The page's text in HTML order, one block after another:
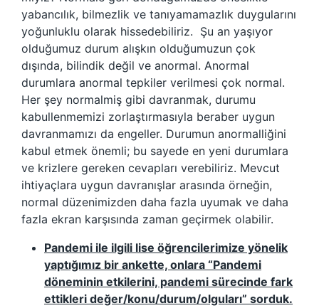
yabancılık, bilmezlik ve tanıyamamazlık duygularını
yoğunluklu olarak hissedebiliriz. Şu an yaşıyor
olduğumuz durum alışkın olduğumuzun çok
dışında, bilindik değil ve anormal. Anormal
durumlara anormal tepkiler verilmesi çok normal.
Her şey normalmiş gibi davranmak, durumu
kabullenmemizi zorlaştırmasıyla beraber uygun
davranmamızı da engeller. Durumun anormalliğini
kabul etmek önemli; bu sayede en yeni durumlara
ve krizlere gereken cevapları verebiliriz. Mevcut
ihtiyaçlara uygun davranışlar arasında örneğin,
normal düzenimizden daha fazla uyumak ve daha
fazla ekran karşısında zaman geçirmek olabilir.
Pandemi ile ilgili lise öğrencilerimize yönelik
yaptığımız bir ankette, onlara “Pandemi
döneminin etkilerini, pandemi sürecinde fark
ettikleri değer/konu/durum/olguları” sorduk.